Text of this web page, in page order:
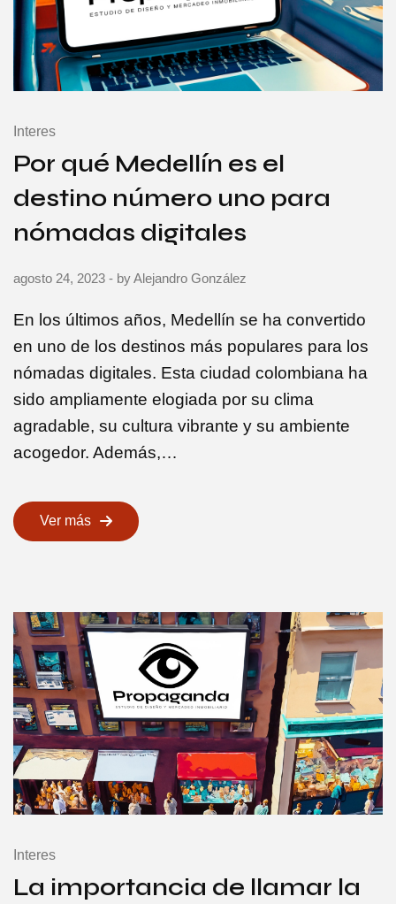
Interes
Por qué Medellín es el
destino número uno para
nómadas digitales
agosto 24, 2023 - byAlejandro González
En los últimos años, Medellín se ha convertido
en uno de los destinos más populares para los
nómadas digitales. Esta ciudad colombiana ha
sido ampliamente elogiada por su clima
agradable, su cultura vibrante y su ambiente
acogedor. Además,…
Ver más
Interes
La importancia de llamar la